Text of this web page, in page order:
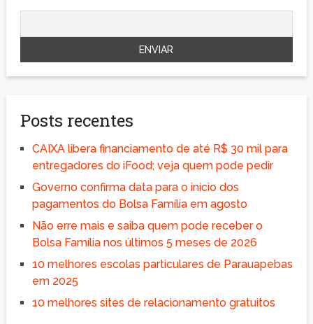
Posts recentes
CAIXA libera financiamento de até R$ 30 mil para
entregadores do iFood; veja quem pode pedir
Governo confirma data para o início dos
pagamentos do Bolsa Família em agosto
Não erre mais e saiba quem pode receber o
Bolsa Família nos últimos 5 meses de 2026
10 melhores escolas particulares de Parauapebas
em 2025
10 melhores sites de relacionamento gratuitos